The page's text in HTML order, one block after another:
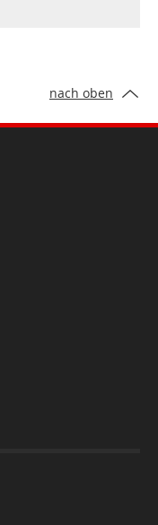
nach oben